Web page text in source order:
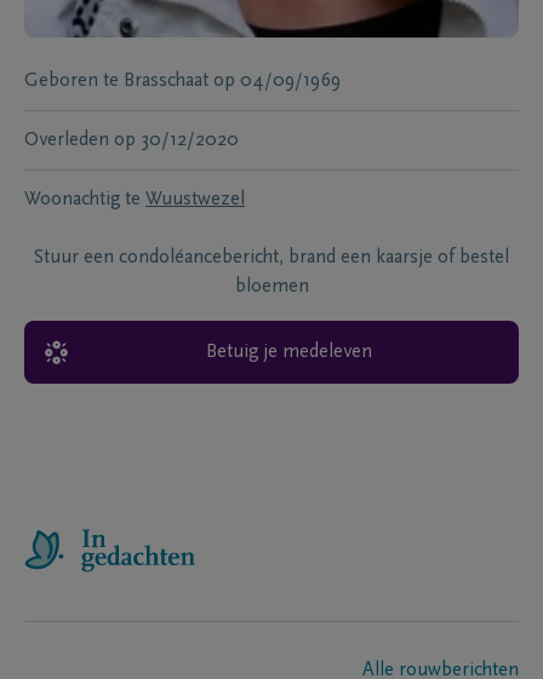
Geboren te Brasschaat op 04/09/1969
Overleden op 30/12/2020
Woonachtig te Wuustwezel
Stuur een condoléancebericht, brand een kaarsje of bestel
bloemen
Betuig je medeleven
Alle rouwberichten